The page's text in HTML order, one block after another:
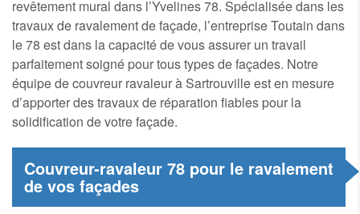
revêtement mural dans l’Yvelines 78. Spécialisée dans les
travaux de ravalement de façade, l’entreprise Toutain dans
le 78 est dans la capacité de vous assurer un travail
parfaitement soigné pour tous types de façades. Notre
équipe de couvreur ravaleur à Sartrouville est en mesure
d’apporter des travaux de réparation fiables pour la
solidification de votre façade.
Couvreur-ravaleur 78 pour le ravalement
de vos façades